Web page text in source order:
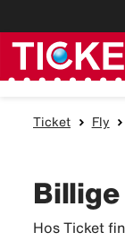
Ticket Fly
Billige
Hos Ticket